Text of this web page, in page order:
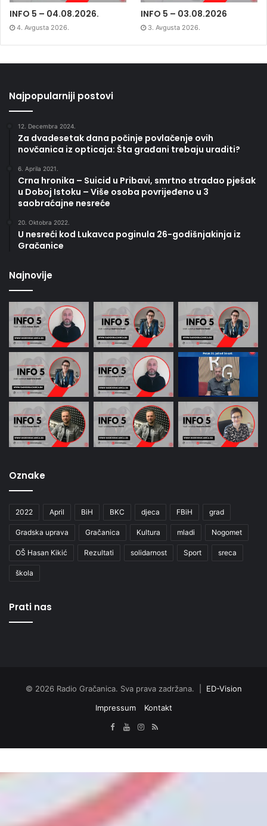
INFO 5 – 04.08.2026.
4. Avgusta 2026.
INFO 5 – 03.08.2026
3. Avgusta 2026.
Najpopularniji postovi
12. Decembra 2024.
Za dvadesetak dana počinje povlačenje ovih
novčanica iz opticaja: Šta građani trebaju uraditi?
6. Aprila 2021.
Crna hronika – Suicid u Pribavi, smrtno stradao pješak
u Doboj Istoku – Više osoba povrijeđeno u 3
saobraćajne nesreće
20. Oktobra 2022.
U nesreći kod Lukavca poginula 26-godišnjakinja iz
Gračanice
Najnovije
Oznake
2022 April BiH BKC djeca FBiH grad
Gradska uprava Gračanica Kultura mladi Nogomet
OŠ Hasan Kikić Rezultati solidarnost Sport sreca
škola
Prati nas
© 2026 Radio Gračanica. Sva prava zadržana. | ED-Vision
Impressum
Kontakt